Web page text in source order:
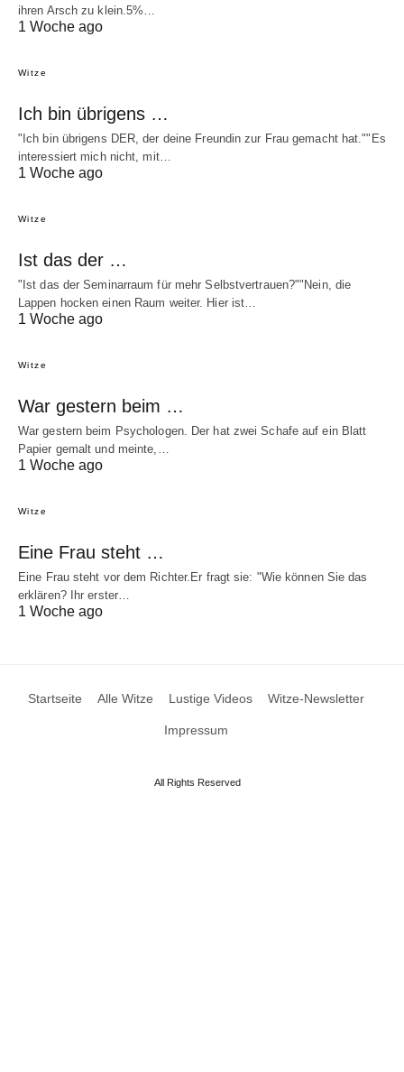
ihren Arsch zu klein.5%…
1 Woche ago
Witze
Ich bin übrigens …
"Ich bin übrigens DER, der deine Freundin zur Frau gemacht hat.""Es
interessiert mich nicht, mit…
1 Woche ago
Witze
Ist das der …
"Ist das der Seminarraum für mehr Selbstvertrauen?""Nein, die
Lappen hocken einen Raum weiter. Hier ist…
1 Woche ago
Witze
War gestern beim …
War gestern beim Psychologen. Der hat zwei Schafe auf ein Blatt
Papier gemalt und meinte,…
1 Woche ago
Witze
Eine Frau steht …
Eine Frau steht vor dem Richter.Er fragt sie: "Wie können Sie das
erklären? Ihr erster…
1 Woche ago
Startseite Alle Witze Lustige Videos Witze-Newsletter
Impressum
All Rights Reserved